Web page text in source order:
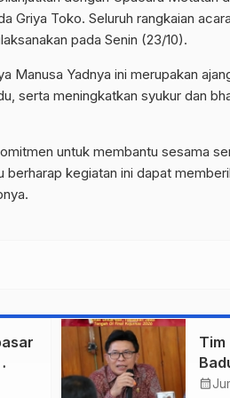
Griya Toko. Seluruh rangkaian
pada Senin (23/10).
Manusa Yadnya ini merupakan
serta meningkatkan syukur dan
untuk membantu sesama
berharap kegiatan ini dapat
calendar_month